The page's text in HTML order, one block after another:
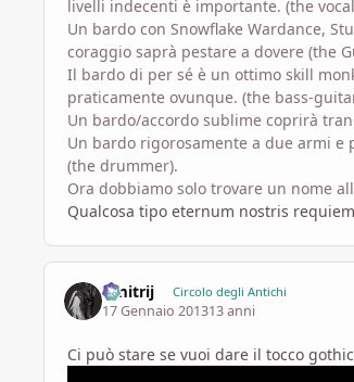
livelli indecenti è importante. (the
Un bardo con Snowflake Wardance,
coraggio saprà pestare a dovere (the
Il bardo di per sé è un ottimo skill
praticamente ovunque. (the bass-
Un bardo/accordo sublime coprirà
Un bardo rigorosamente a due armi e
(the drummer).
Ora dobbiamo solo trovare un nome
Qualcosa tipo eternum nostris
Dmitrij Circolo degli Antichi
17 Gennaio 201313 anni
Ci può stare se vuoi dare il tocco